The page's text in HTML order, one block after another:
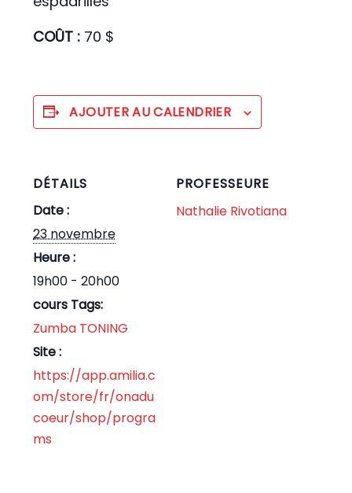
COÛT : 70 $
AJOUTER AU CALENDRIER
DÉTAILS
Date :
23 novembre
Heure :
19h00 - 20h00
cours Tags:
Zumba TONING
Site :
https://app.amilia.c
om/store/fr/onadu
coeur/shop/progra
ms
PROFESSEURE
Nathalie Rivotiana